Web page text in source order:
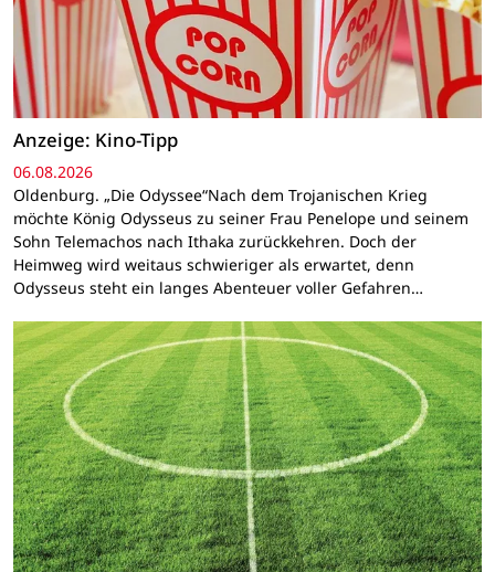
Anzeige: Kino-Tipp
06.08.2026
Oldenburg. „Die Odyssee“Nach dem Trojanischen Krieg
möchte König Odysseus zu seiner Frau Penelope und seinem
Sohn Telemachos nach Ithaka zurückkehren. Doch der
Heimweg wird weitaus schwieriger als erwartet, denn
Odysseus steht ein langes Abenteuer voller Gefahren…